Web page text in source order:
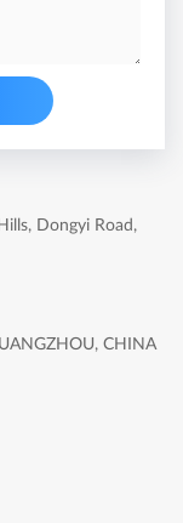
Dongyi Road,
CHINA